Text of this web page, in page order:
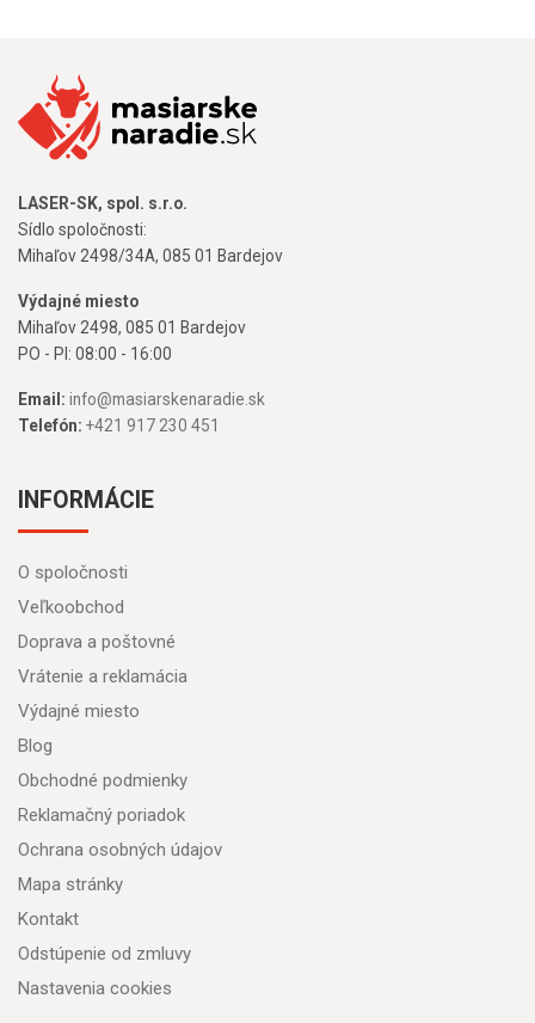
LASER-SK, spol. s.r.o.
Sídlo spoločnosti:
Mihaľov 2498/34A, 085 01 Bardejov
Výdajné miesto
Mihaľov 2498, 085 01 Bardejov
PO - PI: 08:00 - 16:00
Email: info@masiarskenaradie.sk
Telefón: +421 917 230 451
INFORMÁCIE
O spoločnosti
Veľkoobchod
Doprava a poštovné
Vrátenie a reklamácia
Výdajné miesto
Blog
Obchodné podmienky
Reklamačný poriadok
Ochrana osobných údajov
Mapa stránky
Kontakt
Odstúpenie od zmluvy
Nastavenia cookies